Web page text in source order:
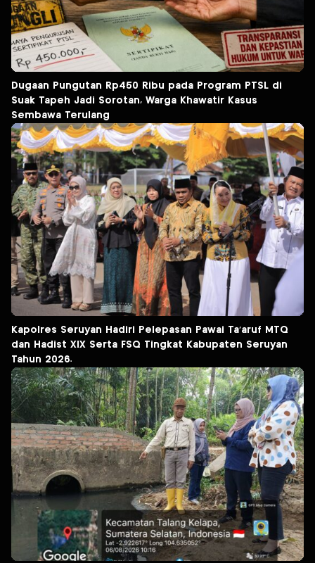
Dugaan Pungutan Rp450 Ribu pada Program PTSL di
Suak Tapeh Jadi Sorotan, Warga Khawatir Kasus
Sembawa Terulang
Kapolres Seruyan Hadiri Pelepasan Pawai Ta’aruf MTQ
dan Hadist XlX Serta FSQ Tingkat Kabupaten Seruyan
Tahun 2026.